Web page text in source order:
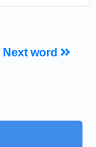
Next word